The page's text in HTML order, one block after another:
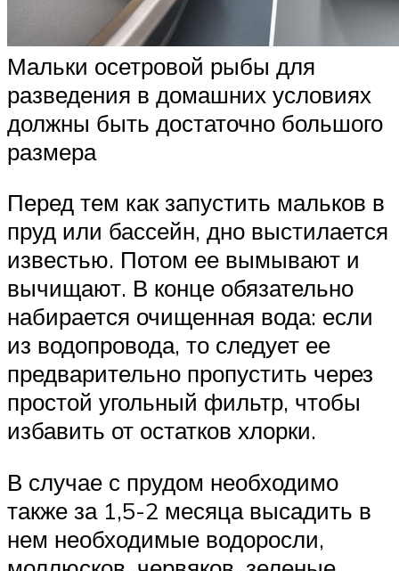
Мальки осетровой рыбы для
разведения в домашних условиях
должны быть достаточно большого
размера
Перед тем как запустить мальков в
пруд или бассейн, дно выстилается
известью. Потом ее вымывают и
вычищают. В конце обязательно
набирается очищенная вода: если
из водопровода, то следует ее
предварительно пропустить через
простой угольный фильтр, чтобы
избавить от остатков хлорки.
В случае с прудом необходимо
также за 1,5-2 месяца высадить в
нем необходимые водоросли,